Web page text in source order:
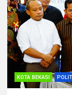
KOTA BEKASI